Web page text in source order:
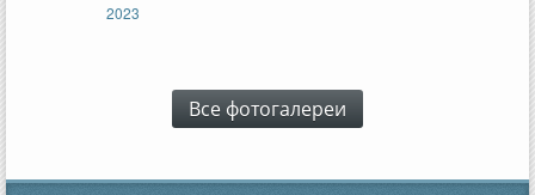
2023
Все фотогалереи